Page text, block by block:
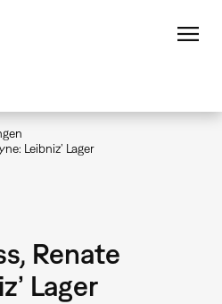
Leibniz’ Lager
Renate
Lager